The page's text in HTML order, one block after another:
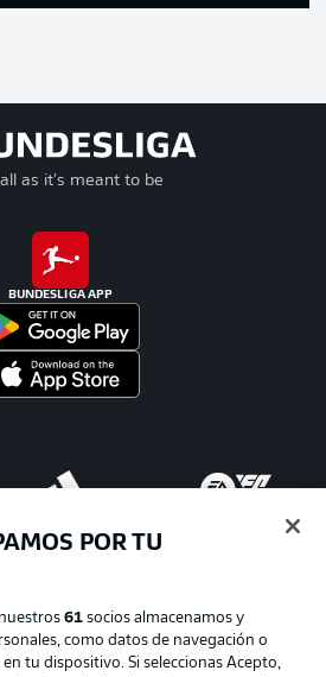
as it's meant to be
BUNDESLIGA APP
POR TU
61socios almacenamos y
como datos de navegación o
tu dispositivo. Si seleccionas Acepto,